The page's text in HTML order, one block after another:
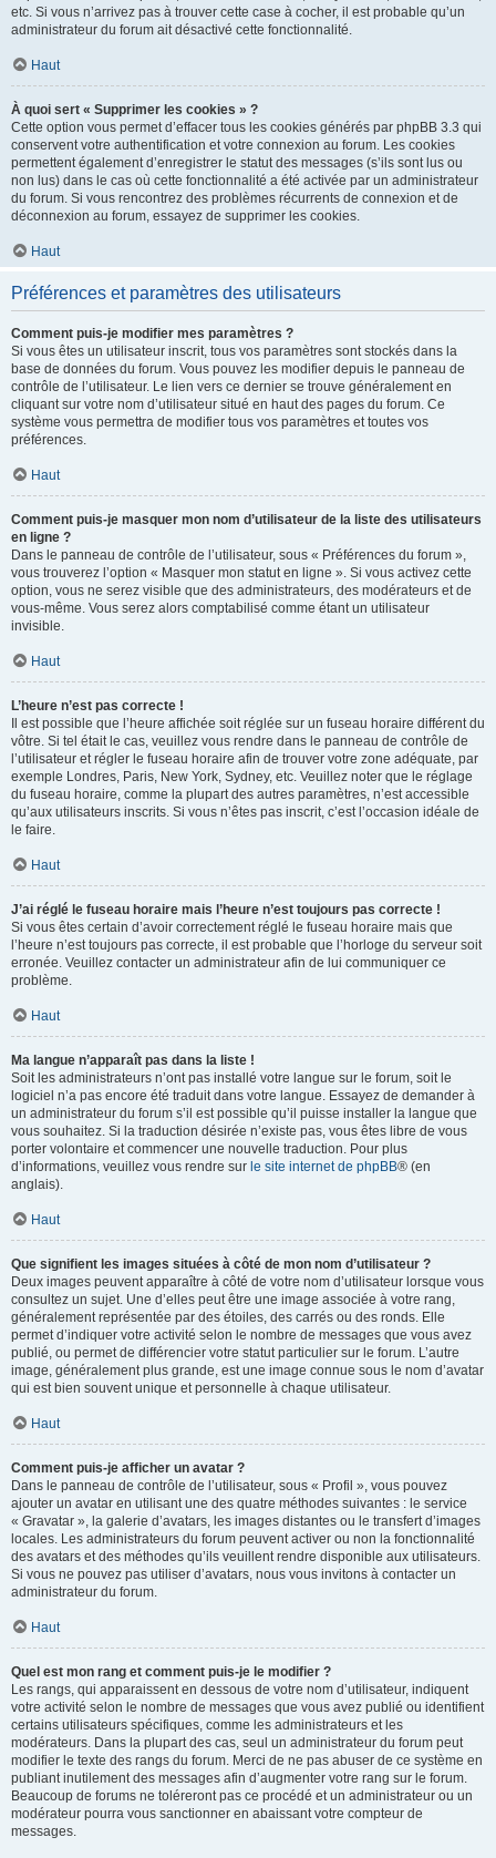
etc. Si vous n’arrivez pas à trouver cette case à cocher, il est probable qu’un
administrateur du forum ait désactivé cette fonctionnalité.
Haut
À quoi sert « Supprimer les cookies » ?
Cette option vous permet d’effacer tous les cookies générés par phpBB 3.3 qui
conservent votre authentification et votre connexion au forum. Les cookies
permettent également d’enregistrer le statut des messages (s’ils sont lus ou
non lus) dans le cas où cette fonctionnalité a été activée par un administrateur
du forum. Si vous rencontrez des problèmes récurrents de connexion et de
déconnexion au forum, essayez de supprimer les cookies.
Haut
Préférences et paramètres des utilisateurs
Comment puis-je modifier mes paramètres ?
Si vous êtes un utilisateur inscrit, tous vos paramètres sont stockés dans la
base de données du forum. Vous pouvez les modifier depuis le panneau de
contrôle de l’utilisateur. Le lien vers ce dernier se trouve généralement en
cliquant sur votre nom d’utilisateur situé en haut des pages du forum. Ce
système vous permettra de modifier tous vos paramètres et toutes vos
préférences.
Haut
Comment puis-je masquer mon nom d’utilisateur de la liste des utilisateurs
en ligne ?
Dans le panneau de contrôle de l’utilisateur, sous « Préférences du forum »,
vous trouverez l’option « Masquer mon statut en ligne ». Si vous activez cette
option, vous ne serez visible que des administrateurs, des modérateurs et de
vous-même. Vous serez alors comptabilisé comme étant un utilisateur
invisible.
Haut
L’heure n’est pas correcte !
Il est possible que l’heure affichée soit réglée sur un fuseau horaire différent du
vôtre. Si tel était le cas, veuillez vous rendre dans le panneau de contrôle de
l’utilisateur et régler le fuseau horaire afin de trouver votre zone adéquate, par
exemple Londres, Paris, New York, Sydney, etc. Veuillez noter que le réglage
du fuseau horaire, comme la plupart des autres paramètres, n’est accessible
qu’aux utilisateurs inscrits. Si vous n’êtes pas inscrit, c’est l’occasion idéale de
le faire.
Haut
J’ai réglé le fuseau horaire mais l’heure n’est toujours pas correcte !
Si vous êtes certain d’avoir correctement réglé le fuseau horaire mais que
l’heure n’est toujours pas correcte, il est probable que l’horloge du serveur soit
erronée. Veuillez contacter un administrateur afin de lui communiquer ce
problème.
Haut
Ma langue n’apparaît pas dans la liste !
Soit les administrateurs n’ont pas installé votre langue sur le forum, soit le
logiciel n’a pas encore été traduit dans votre langue. Essayez de demander à
un administrateur du forum s’il est possible qu’il puisse installer la langue que
vous souhaitez. Si la traduction désirée n’existe pas, vous êtes libre de vous
porter volontaire et commencer une nouvelle traduction. Pour plus
d’informations, veuillez vous rendre sur le site internet de phpBB® (en
anglais).
Haut
Que signifient les images situées à côté de mon nom d’utilisateur ?
Deux images peuvent apparaître à côté de votre nom d’utilisateur lorsque vous
consultez un sujet. Une d’elles peut être une image associée à votre rang,
généralement représentée par des étoiles, des carrés ou des ronds. Elle
permet d’indiquer votre activité selon le nombre de messages que vous avez
publié, ou permet de différencier votre statut particulier sur le forum. L’autre
image, généralement plus grande, est une image connue sous le nom d’avatar
qui est bien souvent unique et personnelle à chaque utilisateur.
Haut
Comment puis-je afficher un avatar ?
Dans le panneau de contrôle de l’utilisateur, sous « Profil », vous pouvez
ajouter un avatar en utilisant une des quatre méthodes suivantes : le service
« Gravatar », la galerie d’avatars, les images distantes ou le transfert d’images
locales. Les administrateurs du forum peuvent activer ou non la fonctionnalité
des avatars et des méthodes qu’ils veuillent rendre disponible aux utilisateurs.
Si vous ne pouvez pas utiliser d’avatars, nous vous invitons à contacter un
administrateur du forum.
Haut
Quel est mon rang et comment puis-je le modifier ?
Les rangs, qui apparaissent en dessous de votre nom d’utilisateur, indiquent
votre activité selon le nombre de messages que vous avez publié ou identifient
certains utilisateurs spécifiques, comme les administrateurs et les
modérateurs. Dans la plupart des cas, seul un administrateur du forum peut
modifier le texte des rangs du forum. Merci de ne pas abuser de ce système en
publiant inutilement des messages afin d’augmenter votre rang sur le forum.
Beaucoup de forums ne toléreront pas ce procédé et un administrateur ou un
modérateur pourra vous sanctionner en abaissant votre compteur de
messages.